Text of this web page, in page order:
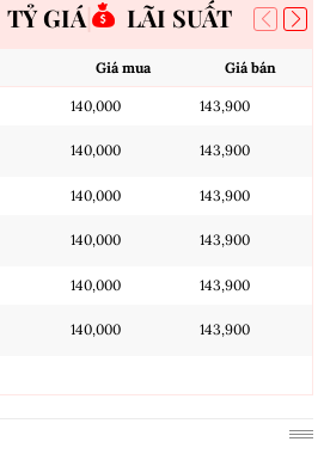
TỶ GIÁ LÃI SUẤT
Giá mua Giá bán
140,000 143,900
140,000 143,900
140,000 143,900
140,000 143,900
140,000 143,900
140,000 143,900